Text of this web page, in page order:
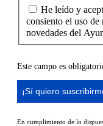
He leído y
consiento el uso
novedades del
Este campo es
En cumplimiento de lo